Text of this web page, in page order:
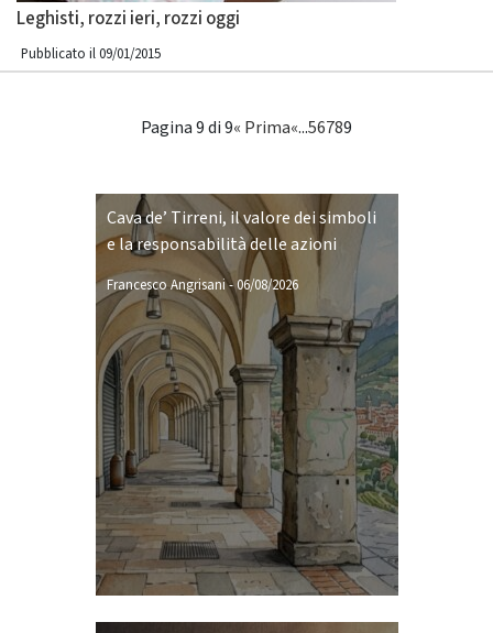
Leghisti, rozzi ieri, rozzi oggi
Pubblicato il 09/01/2015
Pagina 9 di 9« Prima«...56789
Cava de’ Tirreni, il valore dei simboli
e la responsabilità delle azioni
Francesco Angrisani-06/08/2026